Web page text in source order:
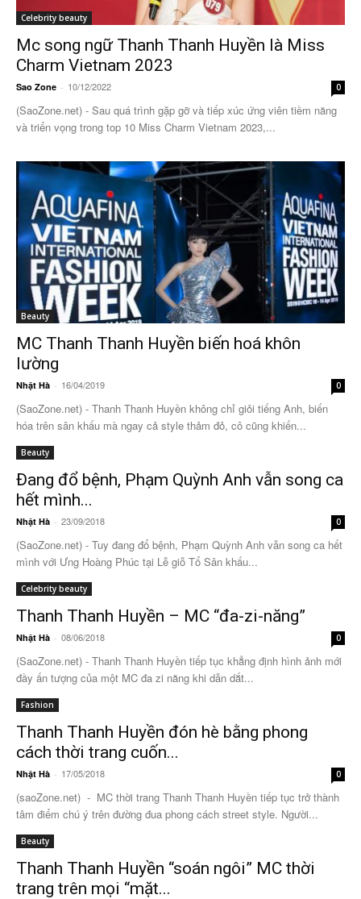
Celebrity beauty
Mc song ngữ Thanh Thanh Huyền là Miss
Charm Vietnam 2023
Sao Zone - 10/12/2022 0
(SaoZone.net) - Sau quá trình gặp gỡ và tiếp xúc ứng viên tiềm năng
và triển vọng trong top 10 Miss Charm Vietnam 2023,...
Beauty
MC Thanh Thanh Huyền biến hoá khôn
lường
Nhật Hà - 16/04/2019 0
(SaoZone.net) - Thanh Thanh Huyền không chỉ giỏi tiếng Anh, biến
hóa trên sân khấu mà ngay cả style thảm đỏ, cô cũng khiến...
Beauty
Đang đổ bệnh, Phạm Quỳnh Anh vẫn song ca
hết mình...
Nhật Hà - 23/09/2018 0
(SaoZone.net) - Tuy đang đổ bệnh, Phạm Quỳnh Anh vẫn song ca hết
mình với Ưng Hoàng Phúc tại Lễ giỗ Tổ Sân khấu...
Celebrity beauty
Thanh Thanh Huyền – MC “đa-zi-năng”
Nhật Hà - 08/06/2018 0
(SaoZone.net) - Thanh Thanh Huyền tiếp tục khẳng định hình ảnh mới
đầy ấn tượng của một MC đa zi năng khi dẫn dắt...
Fashion
Thanh Thanh Huyền đón hè bằng phong
cách thời trang cuốn...
Nhật Hà - 17/05/2018 0
(saoZone.net) - MC thời trang Thanh Thanh Huyền tiếp tục trở thành
tâm điểm chú ý trên đường đua phong cách street style. Người...
Beauty
Thanh Thanh Huyền “soán ngôi” MC thời
trang trên mọi “mặt...